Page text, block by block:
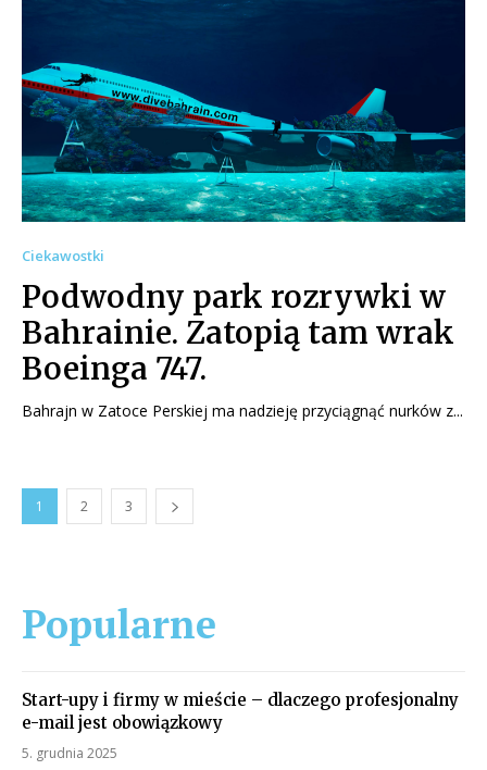
Ciekawostki
Podwodny park rozrywki w
Bahrainie. Zatopią tam wrak
Boeinga 747.
Bahrajn w Zatoce Perskiej ma nadzieję przyciągnąć nurków z...
1 2 3
Popularne
Start-upy i firmy w mieście – dlaczego profesjonalny
e-mail jest obowiązkowy
5. grudnia 2025